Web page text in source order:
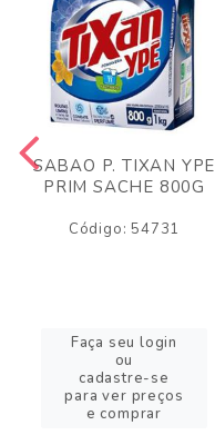
SABAO P. TIXAN YPE
PRIM SACHE 800G
Código: 54731
Faça seu login
ou
cadastre-se
para ver preços
e comprar